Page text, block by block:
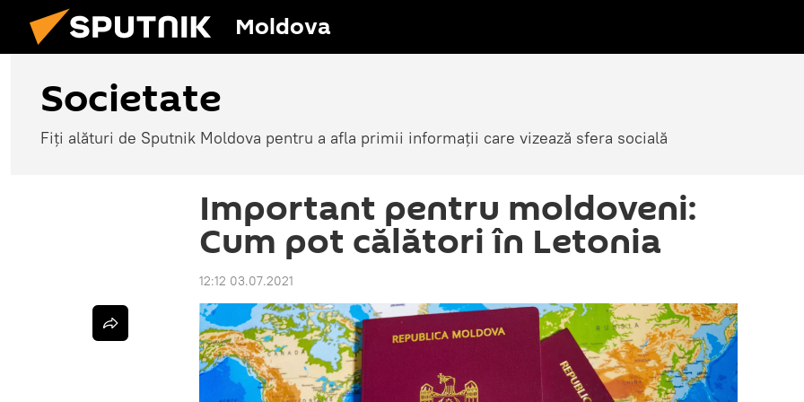
Moldova
Societate
Fiți alături de Sputnik Moldova pentru a afla primii informații care vizează sfera socială
Important pentru moldoveni:
Cum pot călători în Letonia
12:12 03.07.2021